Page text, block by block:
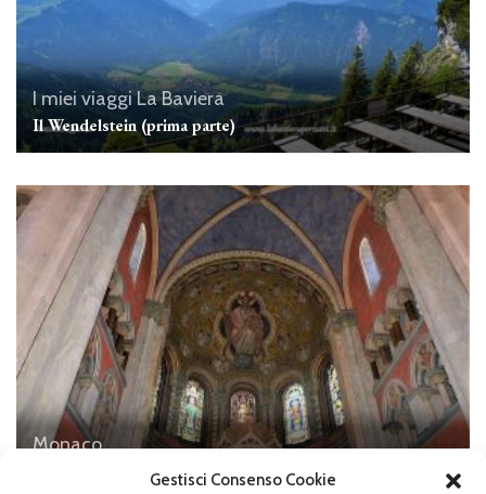
Gestisci Consenso Cookie
I miei viaggiLa Baviera
Il Wendelstein (prima parte)
Monaco
Le chiese nel centro di Monaco, San Benno